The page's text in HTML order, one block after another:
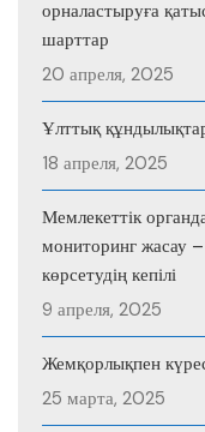
орналастыруға
шарттар
20 апреля, 2025
Ұлттық
18 апреля, 2025
Мемлекеттік
мониторинг жасау –
көрсетудің кепілі
9 апреля, 2025
Жемқорлықпен
25 марта, 2025